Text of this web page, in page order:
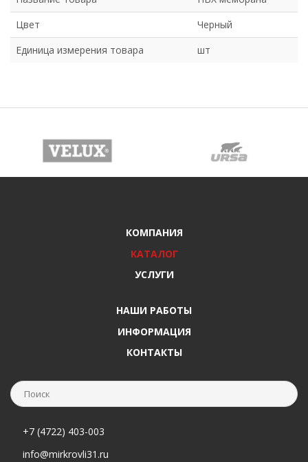
Цвет
Черный
Единица измерения товара
шт
КОМПАНИЯ
КАТАЛОГ
УСЛУГИ
НАШИ РАБОТЫ
ИНФОРМАЦИЯ
КОНТАКТЫ
+7 (4722) 403-003
info@mirkrovli31.ru